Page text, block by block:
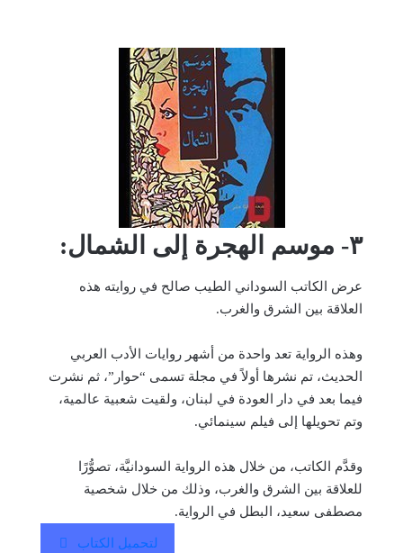
٣- موسم الهجرة إلى الشمال:
عرض الكاتب السوداني الطيب صالح في روايته هذه
العلاقة بين الشرق والغرب.
وهذه الرواية تعد واحدة من أشهر روايات الأدب العربي
الحديث، تم نشرها أولاً في مجلة تسمى “حوار”، ثم نشرت
فيما بعد في دار العودة في لبنان، ولقيت شعبية عالمية،
وتم تحويلها إلى فيلم سينمائي.
وقدَّم الكاتب، من خلال هذه الرواية السودانيَّة، تصوُّرًا
للعلاقة بين الشرق والغرب، وذلك من خلال شخصية
مصطفى سعيد، البطل في الرواية.
لتحميل الكتاب